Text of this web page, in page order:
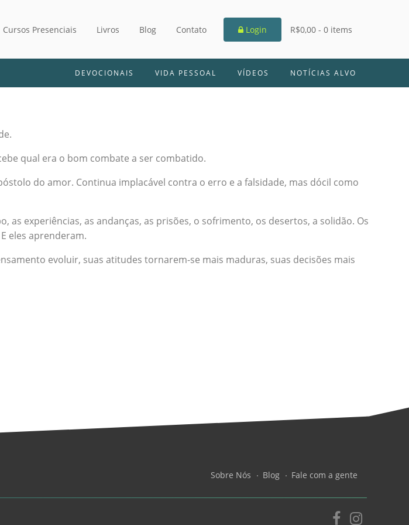
Cursos Presenciais Livros Blog Contato Login R$0,00 - 0 items
DEVOCIONAIS VIDA PESSOAL VÍDEOS NOTÍCIAS ALVO
qual era o bom combate a ser combatido.
do amor. Continua implacável contra o erro e a falsidade, mas dócil como
as experiências, as andanças, as prisões, o sofrimento, os desertos, a solidão. Os
eles aprenderam.
evoluir, suas atitudes tornarem-se mais maduras, suas decisões mais
Sobre Nós Blog Fale com a gente